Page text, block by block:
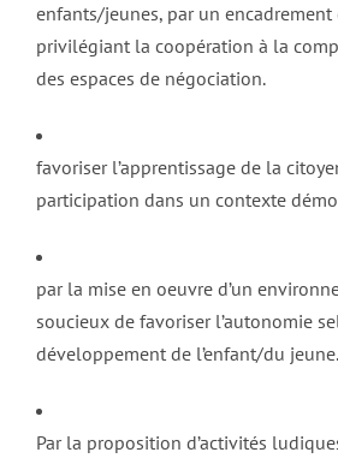
enfants/jeunes, par un encadrement
privilégiant la coopération à la
des espaces de négociation.
favoriser l’apprentissage de la
participation dans un contexte
par la mise en oeuvre d’un
soucieux de favoriser l’autonomie
développement de l’enfant/du jeune.
Par la proposition d’activités